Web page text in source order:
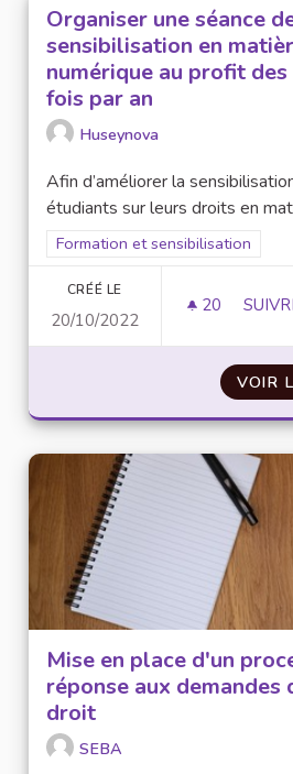
Organiser une séance
sensibilisation en
numérique au profit
fois par an
Huseynova
Afin d’améliorer la
étudiants sur leurs droits en
Filtrer les résultats de la
Formation et sensibilisation
CRÉÉ LE
20/10/2022
20 20
VOIR
Mise en place d'un
réponse aux demandes
droit
SEBA